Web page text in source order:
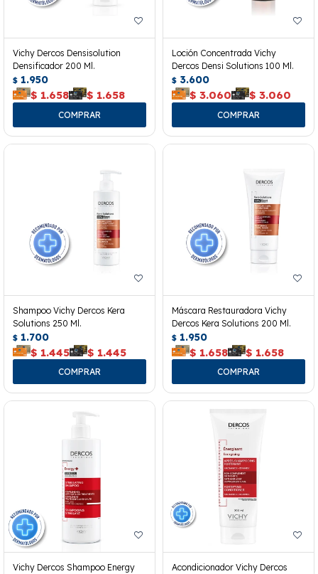
Vichy Dercos Densisolution
Densificador 200 Ml.
$ 1.950
$ 1.658 $ 1.658
Loción Concentrada Vichy
Dercos Densi Solutions 100 Ml.
$ 3.600
$ 3.060 $ 3.060
Shampoo Vichy Dercos Kera
Solutions 250 Ml.
$ 1.700
$ 1.445 $ 1.445
Máscara Restauradora Vichy
Dercos Kera Solutions 200 Ml.
$ 1.950
$ 1.658 $ 1.658
Vichy Dercos Shampoo Energy
Acondicionador Vichy Dercos